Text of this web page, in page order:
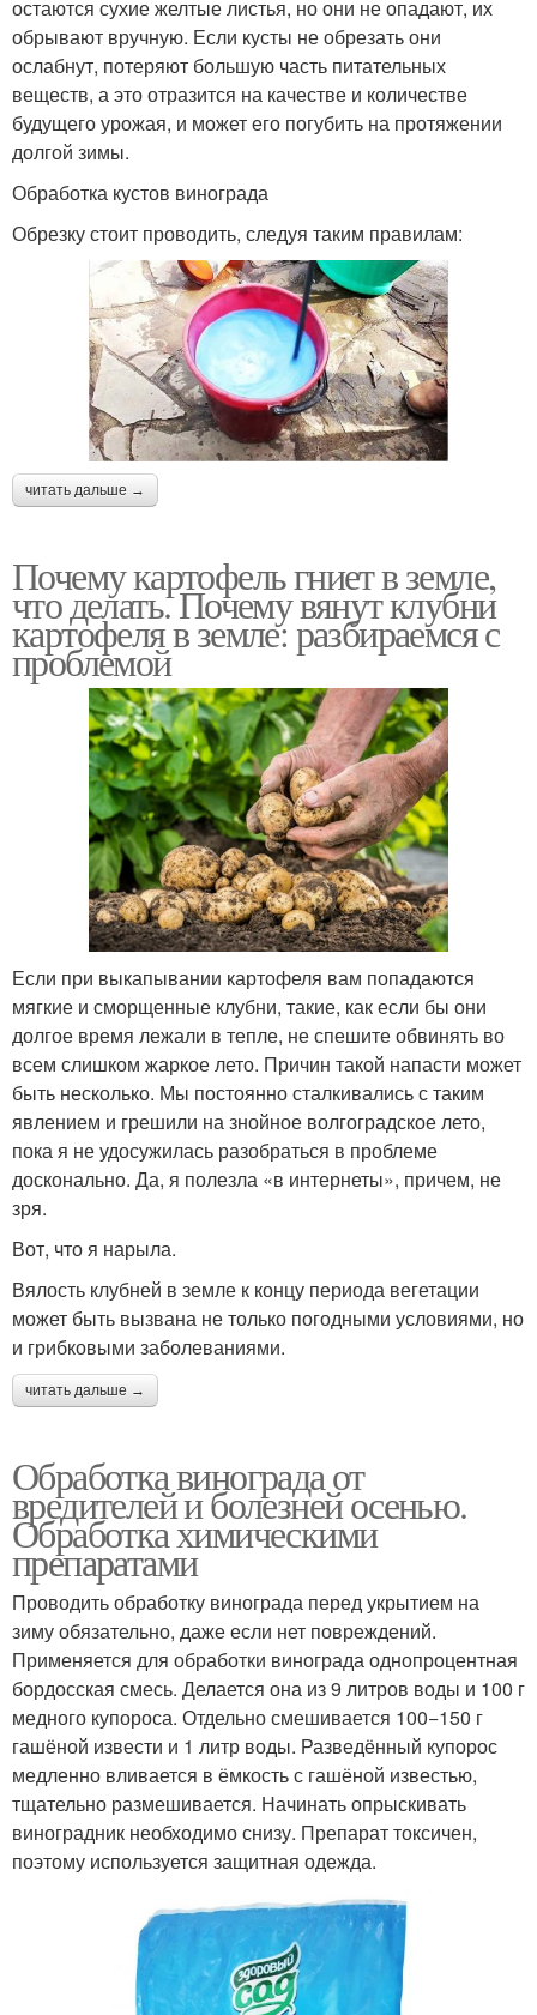
остаются сухие желтые листья, но они не опадают, их
обрывают вручную. Если кусты не обрезать они
ослабнут, потеряют большую часть питательных
веществ, а это отразится на качестве и количестве
будущего урожая, и может его погубить на протяжении
долгой зимы.
Обработка кустов винограда
Обрезку стоит проводить, следуя таким правилам:
читать дальше →
Почему картофель гниет в земле,
что делать. Почему вянут клубни
картофеля в земле: разбираемся с
проблемой
Если при выкапывании картофеля вам попадаются
мягкие и сморщенные клубни, такие, как если бы они
долгое время лежали в тепле, не спешите обвинять во
всем слишком жаркое лето. Причин такой напасти может
быть несколько. Мы постоянно сталкивались с таким
явлением и грешили на знойное волгоградское лето,
пока я не удосужилась разобраться в проблеме
досконально. Да, я полезла «в интернеты», причем, не
зря.
Вот, что я нарыла.
Вялость клубней в земле к концу периода вегетации
может быть вызвана не только погодными условиями, но
и грибковыми заболеваниями.
читать дальше →
Обработка винограда от
вредителей и болезней осенью.
Обработка химическими
препаратами
Проводить обработку винограда перед укрытием на
зиму обязательно, даже если нет повреждений.
Применяется для обработки винограда однопроцентная
бордосская смесь. Делается она из 9 литров воды и 100 г
медного купороса. Отдельно смешивается 100−150 г
гашёной извести и 1 литр воды. Разведённый купорос
медленно вливается в ёмкость с гашёной известью,
тщательно размешивается. Начинать опрыскивать
виноградник необходимо снизу. Препарат токсичен,
поэтому используется защитная одежда.